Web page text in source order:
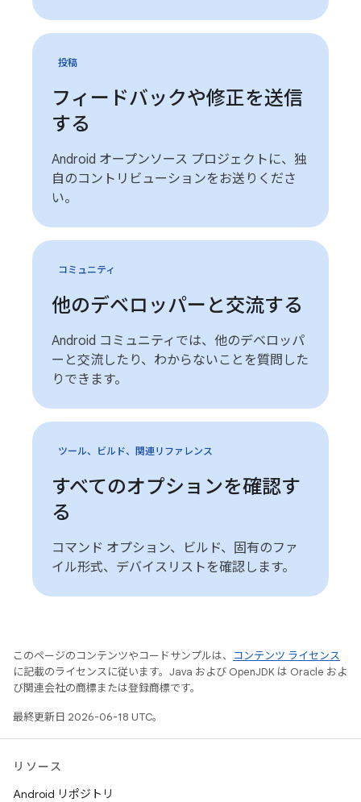
投稿
フィードバックや修正を送信
する
Android オープンソース プロジェクトに、独
自のコントリビューションをお送りくださ
い。
コミュニティ
他のデベロッパーと交流する
Android コミュニティでは、他のデベロッパ
ーと交流したり、わからないことを質問した
りできます。
ツール、ビルド、関連リファレンス
すべてのオプションを確認す
る
コマンド オプション、ビルド、固有のファ
イル形式、デバイスリストを確認します。
このページのコンテンツやコードサンプルは、
コンテンツ ライセンス
に記載のライセンスに従います。Java および OpenJDK は Oracle およ
び関連会社の商標または登録商標です。
最終更新日 2026-06-18 UTC。
リソース
Android リポジトリ